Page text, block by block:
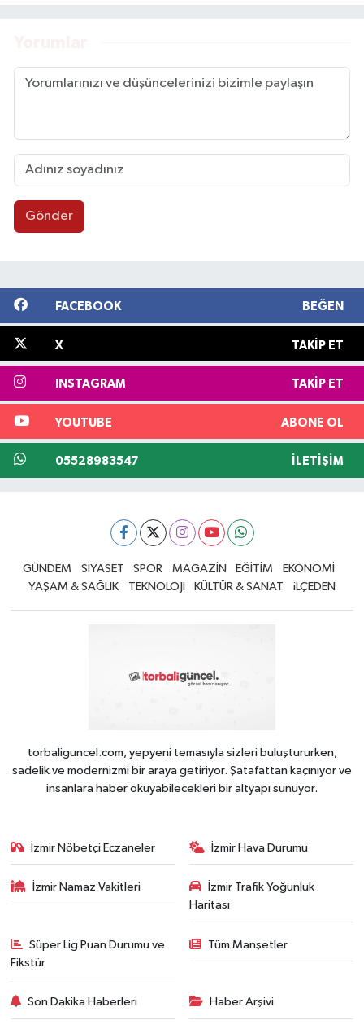
Gönder
FACEBOOK BEĞEN
X TAKIP ET
INSTAGRAM TAKIP ET
YOUTUBE ABONE OL
05528983547 İLETIŞIM
GÜNDEM SİYASET SPOR MAGAZİN EĞİTİM
EKONOMİ
YAŞAM & SAĞLIK
TEKNOLOJİ KÜLTÜR & SANAT iLÇEDEN
torbaliguncel.com, yepyeni temasıyla sizleri buluştururken,
sadelik ve modernizmi bir araya getiriyor. Şatafattan kaçınıyor ve
insanlara haber okuyabilecekleri bir altyapı sunuyor.
İzmir Nöbetçi Eczaneler İzmir Hava Durumu
İzmir Namaz Vakitleri
İzmir Trafik Yoğunluk
Haritası
Süper Lig Puan Durumu ve
Fikstür
Tüm Manşetler
Son Dakika Haberleri Haber Arşivi